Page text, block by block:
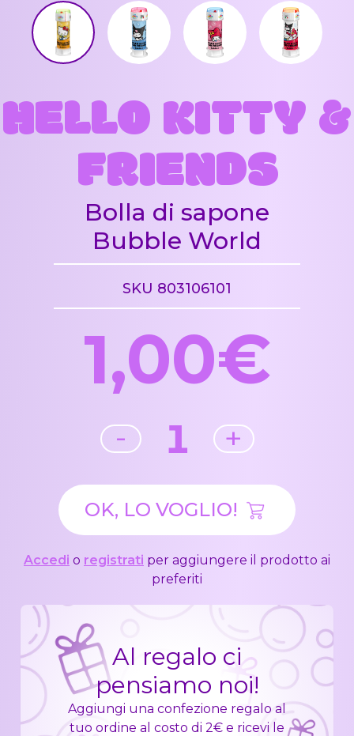
HELLO KITTY &
FRIENDS
Bolla di sapone
Bubble World
SKU 803106101
1,00€
- 1 +
OK, LO VOGLIO!
Accedi o registrati per aggiungere il prodotto ai
preferiti
Al regalo ci
pensiamo noi!
Aggiungi una confezione regalo al
tuo ordine al costo di 2€ e ricevi le